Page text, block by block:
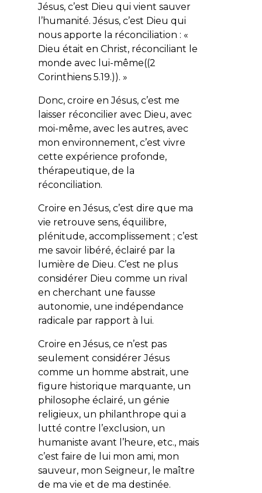
Jésus, c’est Dieu qui vient sauver
l’humanité. Jésus, c’est Dieu qui
nous apporte la réconciliation : «
Dieu était en Christ, réconciliant le
monde avec lui-même((2
Corinthiens 5.19.)). »
Donc, croire en Jésus, c’est me
laisser réconcilier avec Dieu, avec
moi-même, avec les autres, avec
mon environnement, c’est vivre
cette expérience profonde,
thérapeutique, de la
réconciliation.
Croire en Jésus, c’est dire que ma
vie retrouve sens, équilibre,
plénitude, accomplissement ; c’est
me savoir libéré, éclairé par la
lumière de Dieu. C’est ne plus
considérer Dieu comme un rival
en cherchant une fausse
autonomie, une indépendance
radicale par rapport à lui.
Croire en Jésus, ce n’est pas
seulement considérer Jésus
comme un homme abstrait, une
figure historique marquante, un
philosophe éclairé, un génie
religieux, un philanthrope qui a
lutté contre l’exclusion, un
humaniste avant l’heure, etc., mais
c’est faire de lui mon ami, mon
sauveur, mon Seigneur, le maître
de ma vie et de ma destinée.